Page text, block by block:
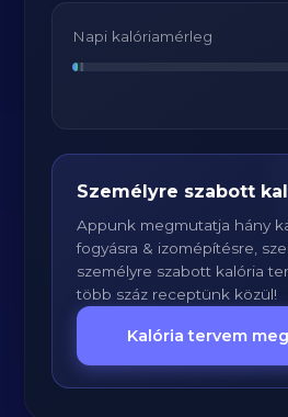
Napi kalóriamérleg
Személyre szabott
Appunk megmutatja hány
fogyásra & izomépítésre,
személyre szabott kalória
több száz receptünk közül!
Kalória tervem